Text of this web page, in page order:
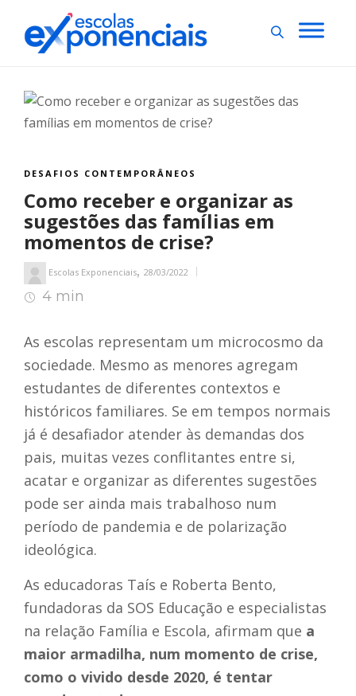
DESAFIOS CONTEMPORÂNEOS
Como receber e organizar as
sugestões das famílias em
momentos de crise?
Escolas Exponenciais, 28/03/2022
4 min
As escolas representam um microcosmo da
sociedade. Mesmo as menores agregam
estudantes de diferentes contextos e
históricos familiares. Se em tempos normais
já é desafiador atender às demandas dos
pais, muitas vezes conflitantes entre si,
acatar e organizar as diferentes sugestões
pode ser ainda mais trabalhoso num
período de pandemia e de polarização
ideológica.
As educadoras Taís e Roberta Bento,
fundadoras da SOS Educação e especialistas
na relação Família e Escola, afirmam que a
maior armadilha, num momento de crise,
como o vivido desde 2020, é tentar